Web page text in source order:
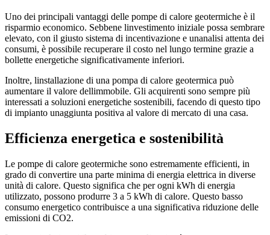
Uno dei principali vantaggi delle pompe di calore geotermiche è il
risparmio economico. Sebbene linvestimento iniziale possa sembrare
elevato, con il giusto sistema di incentivazione e unanalisi attenta dei
consumi, è possibile recuperare il costo nel lungo termine grazie a
bollette energetiche significativamente inferiori.
Inoltre, linstallazione di una pompa di calore geotermica può
aumentare il valore dellimmobile. Gli acquirenti sono sempre più
interessati a soluzioni energetiche sostenibili, facendo di questo tipo
di impianto unaggiunta positiva al valore di mercato di una casa.
Efficienza energetica e sostenibilità
Le pompe di calore geotermiche sono estremamente efficienti, in
grado di convertire una parte minima di energia elettrica in diverse
unità di calore. Questo significa che per ogni kWh di energia
utilizzato, possono produrre 3 a 5 kWh di calore. Questo basso
consumo energetico contribuisce a una significativa riduzione delle
emissioni di CO2.